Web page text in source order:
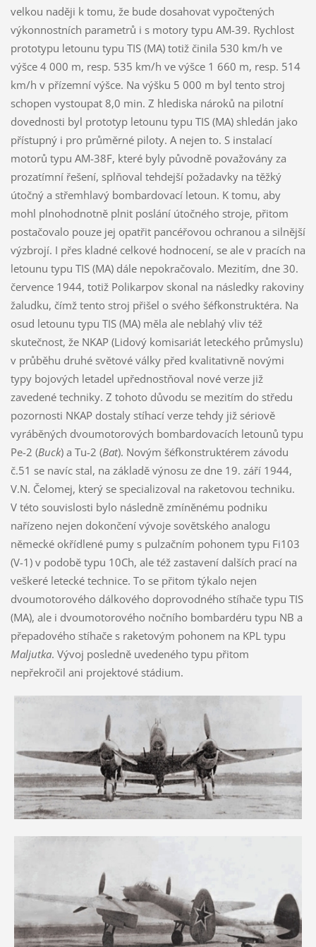
Buck) a Tu-2 (Bat). Novým šéfkonstruktérem závodu
č.51 se navíc stal, na základě výnosu ze dne 19. září 1944,
V.N. Čelomej, který se specializoval na raketovou techniku.
V této souvislosti bylo následně zmíněnému podniku
nařízeno nejen dokončení vývoje sovětského analogu
německé okřídlené pumy s pulzačním pohonem typu Fi103
(V-1) v podobě typu 10Ch, ale též zastavení dalších prací na
veškeré letecké technice. To se přitom týkalo nejen
dvoumotorového dálkového doprovodného stíhače typu TIS
(MA), ale i dvoumotorového nočního bombardéru typu NB a
přepadového stíhače s raketovým pohonem na KPL typu
Maljutka. Vývoj posledně uvedeného typu přitom
nepřekročil ani projektové stádium.